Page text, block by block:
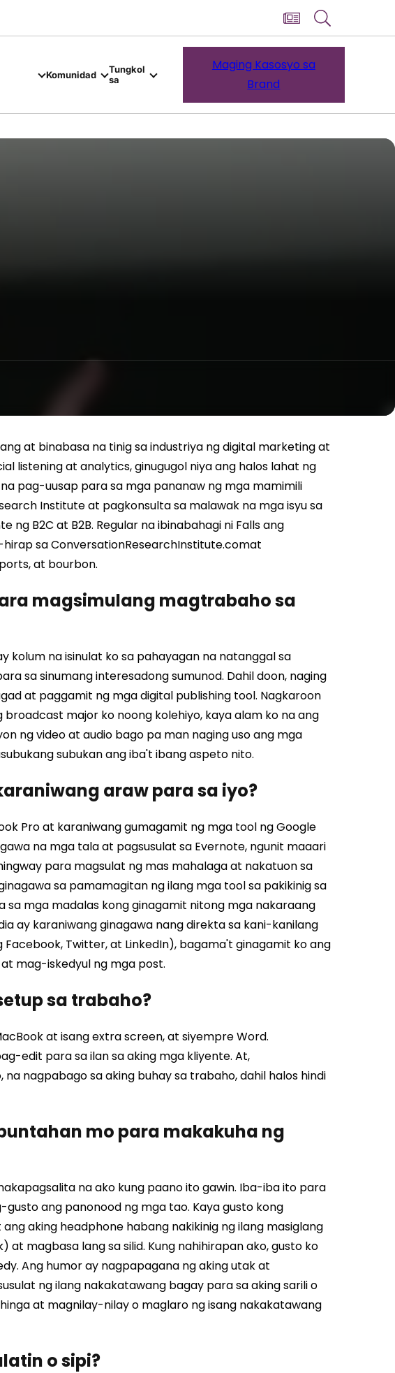
Komunidad
Tungkol
sa
Maging Kasosyo sa
Brand
at binabasa na tinig sa industriya ng digital marketing at
listening at analytics, ginugugol niya ang halos lahat ng
pag-uusap para sa mga pananaw ng mga mamimili
Institute at pagkonsulta sa malawak na mga isyu sa
B2C at B2B. Regular na ibinabahagi ni Falls ang
sa ConversationResearchInstitute.comat
at bourbon.
magsimulang magtrabaho sa
kolum na isinulat ko sa pahayagan na natanggal sa
sa sinumang interesadong sumunod. Dahil doon, naging
at paggamit ng mga digital publishing tool. Nagkaroon
major ko noong kolehiyo, kaya alam ko na ang
ng video at audio bago pa man naging uso ang mga
subukan ang iba't ibang aspeto nito.
araw para sa iyo?
Pro at karaniwang gumagamit ng mga tool ng Google
na mga tala at pagsusulat sa Evernote, ngunit maaari
para magsulat ng mas mahalaga at nakatuon sa
sa pamamagitan ng ilang mga tool sa pakikinig sa
sa mga madalas kong ginagamit nitong mga nakaraang
ay karaniwang ginagawa nang direkta sa kani-kanilang
Twitter, at LinkedIn), bagama't ginagamit ko ang
mag-iskedyul ng mga post.
sa trabaho?
at isang extra screen, at siyempre Word.
edit para sa ilan sa aking mga kliyente. At,
nagpabago sa aking buhay sa trabaho, dahil halos hindi
mo para makakuha ng
na ako kung paano ito gawin. Iba-iba ito para
ang panonood ng mga tao. Kaya gusto kong
aking headphone habang nakikinig ng ilang masiglang
at magbasa lang sa silid. Kung nahihirapan ako, gusto ko
Ang humor ay nagpapagana ng aking utak at
ng ilang nakakatawang bagay para sa aking sarili o
at magnilay-nilay o maglaro ng isang nakakatawang
o sipi?